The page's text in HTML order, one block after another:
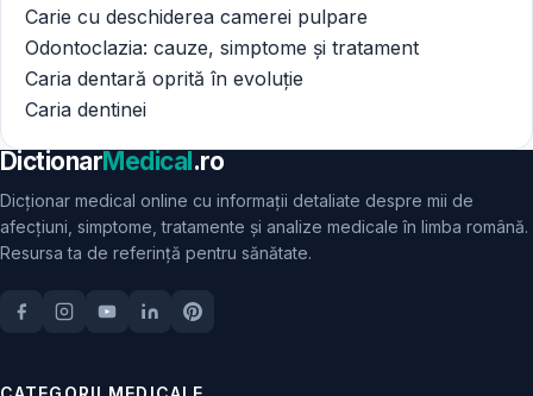
Carie cu deschiderea camerei pulpare
Odontoclazia: cauze, simptome și tratament
Caria dentară oprită în evoluție
Caria dentinei
DictionarMedical.ro
Dicționar medical online cu informații detaliate despre mii de
afecțiuni, simptome, tratamente și analize medicale în limba română.
Resursa ta de referință pentru sănătate.